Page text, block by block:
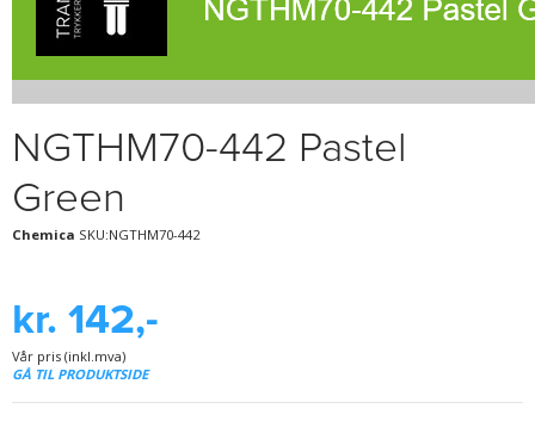
NGTHM70-442 Pastel
Green
Chemica SKU:NGTHM70-442
kr. 142,-
Vår pris (inkl.mva)
GÅ TIL PRODUKTSIDE